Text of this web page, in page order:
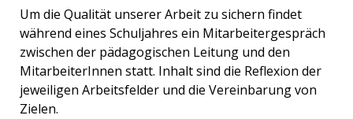
Um die Qualität unserer Arbeit zu sichern findet
während eines Schuljahres ein Mitarbeitergespräch
zwischen der pädagogischen Leitung und den
MitarbeiterInnen statt. Inhalt sind die Reflexion der
jeweiligen Arbeitsfelder und die Vereinbarung von
Zielen.